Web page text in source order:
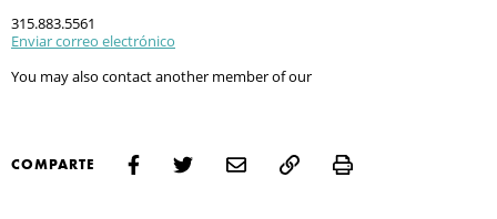
315.883.5561
Enviar correo electrónico
You may also contact another member of our
COMPARTE Print